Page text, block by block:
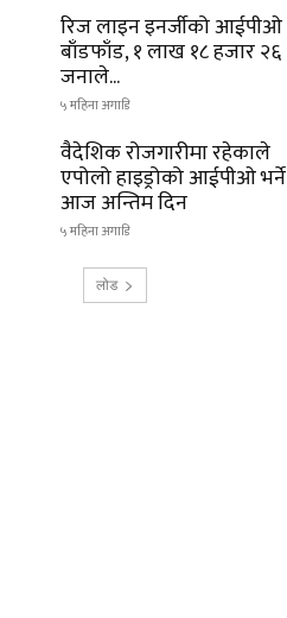
रिज लाइन इनर्जीको आईपीओ
बाँडफाँड, १ लाख १८ हजार २६
जनाले...
५ महिना अगाडि
वैदेशिक रोजगारीमा रहेकाले
एपोलो हाइड्रोको आईपीओ भर्ने
आज अन्तिम दिन
५ महिना अगाडि
लोड